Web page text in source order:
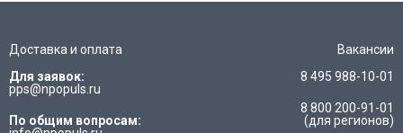
Доставка и оплата
Вакансии
Для заявок:
pps@npopuls.ru
По общим вопросам:
8 495 988-10-01
8 800 200-91-01
(для регионов)